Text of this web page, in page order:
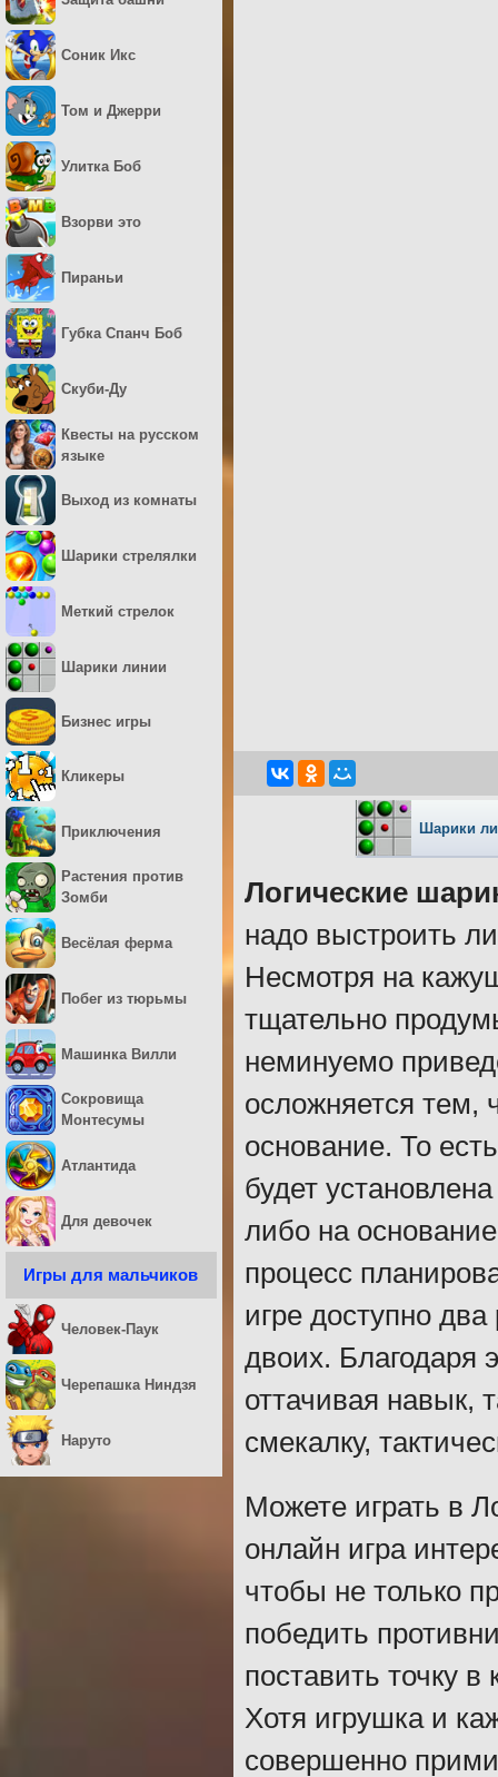
Шарики
Логические
надо выстроить
Несмотря на
тщательно
неминуемо
осложняется тем,
основание. То
будет
либо на
процесс
игре доступно
двоих. Благодаря
оттачивая навык,
смекалку,
Можете играть в
онлайн игра
чтобы не только
победить
поставить точку
Хотя игрушка и
совершенно
Соник Икс
Том и Джерри
Улитка Боб
Взорви это
Пираньи
Губка Спанч Боб
Скуби-Ду
Квесты на русском
языке
Выход из комнаты
Шарики стрелялки
Меткий стрелок
Шарики линии
Бизнес игры
Кликеры
Приключения
Растения против
Зомби
Весёлая ферма
Побег из тюрьмы
Машинка Вилли
Сокровища
Монтесумы
Атлантида
Для девочек
Игры для мальчиков
Человек-Паук
Черепашка Ниндзя
Наруто